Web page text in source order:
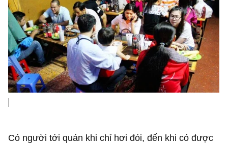
Có người tới quán khi chỉ hơi đói, đến khi có được